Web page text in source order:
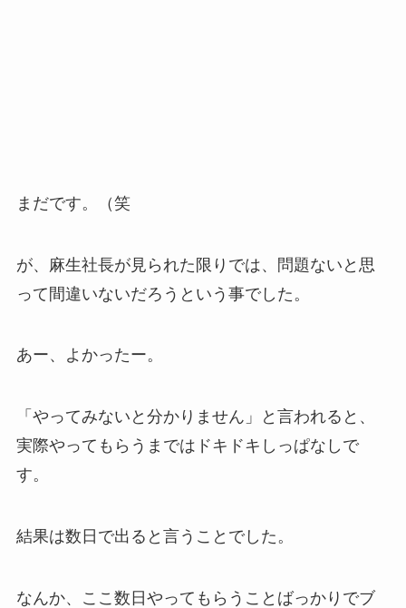
まだです。（笑
が、麻生社長が見られた限りでは、問題ないと思
って間違いないだろうという事でした。
あー、よかったー。
「やってみないと分かりません」と言われると、
実際やってもらうまではドキドキしっぱなしで
す。
結果は数日で出ると言うことでした。
なんか、ここ数日やってもらうことばっかりでブ